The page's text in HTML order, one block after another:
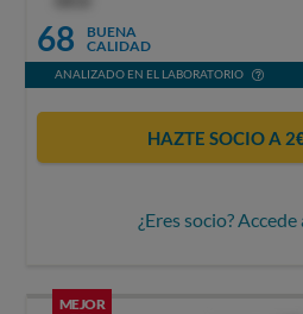
68
BUENA
CALIDAD
ANALIZADO EN EL LABORATORIO
HAZTE SOCIO A
¿Eres socio?
MEJOR